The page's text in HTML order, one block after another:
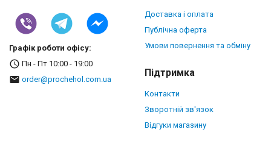
Графік роботи офісу:
Пн - Пт 10:00 - 19:00
order@prochehol.com.ua
Доставка і оплата
Публічна оферта
Умови повернення та обміну
Підтримка
Контакти
Зворотній зв'язок
Відгуки магазину